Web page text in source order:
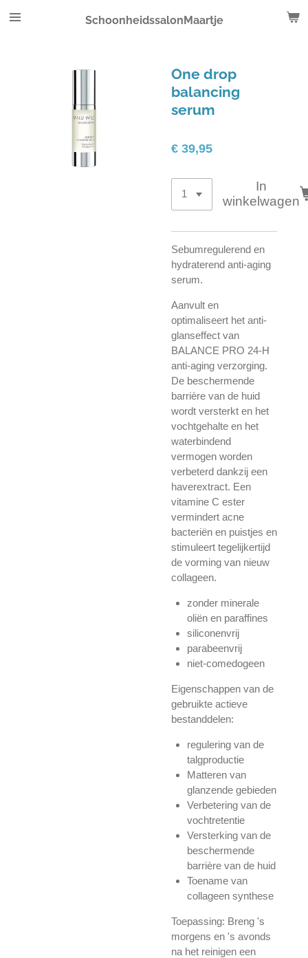
Ga
SchoonheidssalonMaartje
One drop
balancing
serum
€ 39,95
In
winkelwagen
Sebumregulerend en
hydraterend anti-aging
serum.
Aanvult en
optimaliseert het anti-
glanseffect van
BALANCE PRO 24-H
anti-aging verzorging.
De beschermende
barrière van de huid
wordt versterkt en het
vochtgehalte en het
waterbindend
vermogen worden
verbeterd dankzij een
haverextract. Een
vitamine C ester
vermindert acne
bacteriën en puistjes en
stimuleert tegelijkertijd
de vorming van nieuw
collageen.
zonder minerale
oliën en paraffines
siliconenvrij
parabeenvrij
niet-comedogeen
Eigenschappen van de
gebruikte actieve
bestanddelen:
regulering van de
talgproductie
Matteren van
glanzende gebieden
Verbetering van de
vochtretentie
Versterking van de
beschermende
barrière van de huid
Toename van
collageen synthese
Toepassing: Breng 's
morgens en 's avonds
na het reinigen een